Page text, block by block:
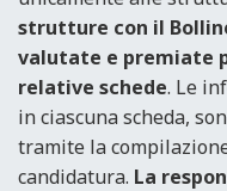
strutture con il
valutate e premiate
relative schede. Le
in ciascuna scheda,
tramite la
candidatura. La